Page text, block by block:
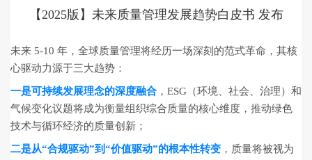
【2025版】未来质量管理发展趋势白皮书 发布
未来 5-10 年，全球质量管理将经历一场深刻的范式革命，其核
心驱动力源于三大趋势：
一是可持续发展理念的深度融合 ，ESG（环境、社会、治理）和
气候变化议题将成为衡量组织综合质量的核心维度，推动绿色
技术与循环经济的质量创新；
二是从“合规驱动”到“价值驱动”的根本性转变 ，质量将被视为